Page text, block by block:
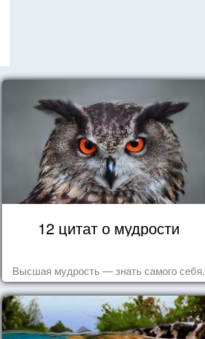
12 цитат о мудрости
Высшая мудрость — знать самого себя.